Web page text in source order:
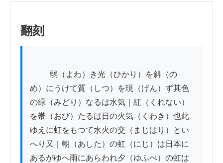
翻刻
め）にうけて質（しつ）を現（げん）ず其色
の緑（みどり）なるは水気｜紅（くれない）
を帯（おび）たるは日の火気（くわき）也此
ゆえに虹をもつて水火の交（まじはり）とい
へり又｜朝（あした）の虹（にじ）は日本に
あるがゆへ雨にあらわれ夕（ゆふべ）の虹は